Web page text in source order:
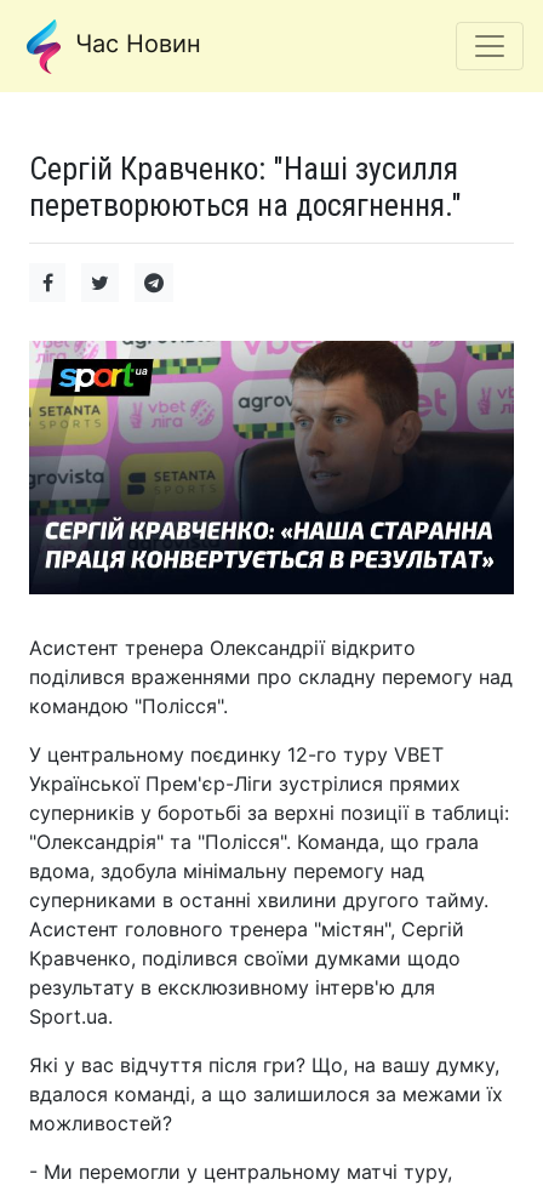
Час Новин
Сергій Кравченко: "Наші зусилля
перетворюються на досягнення."
Асистент тренера Олександрії відкрито
поділився враженнями про складну перемогу над
командою "Полісся".
У центральному поєдинку 12-го туру VBET
Української Прем'єр-Ліги зустрілися прямих
суперників у боротьбі за верхні позиції в таблиці:
"Олександрія" та "Полісся". Команда, що грала
вдома, здобула мінімальну перемогу над
суперниками в останні хвилини другого тайму.
Асистент головного тренера "містян", Сергій
Кравченко, поділився своїми думками щодо
результату в ексклюзивному інтерв'ю для
Sport.ua.
Які у вас відчуття після гри? Що, на вашу думку,
вдалося команді, а що залишилося за межами їх
можливостей?
- Ми перемогли у центральному матчі туру,